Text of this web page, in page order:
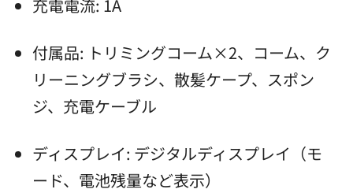
充電電流: 1A
付属品: トリミングコーム×2、コーム、ク
リーニングブラシ、散髪ケープ、スポン
ジ、充電ケーブル
ディスプレイ: デジタルディスプレイ（モ
ード、電池残量など表示）